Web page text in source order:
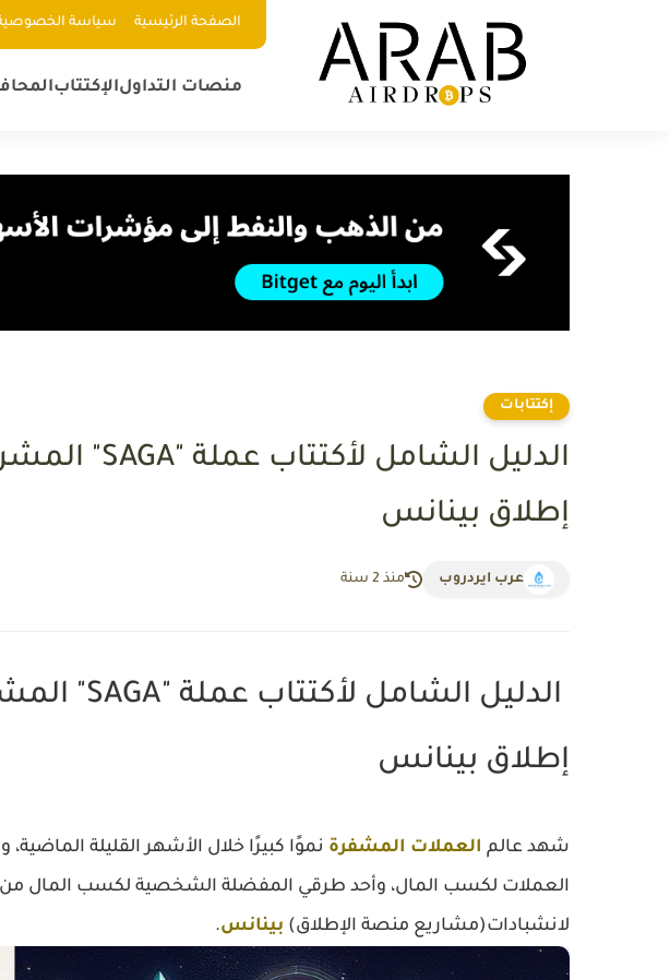
الصفحة الرئيسية سياسة
منصات التداولالإكتتاب
إكتتابات
إطلاق بينانس
عرب ايردروب منذ 2 سنة
إطلاق بينانس
شهد عالم العملات المشفرة نموًا كبيرًا خلال الأشهر القليلة
العملات لكسب المال، وأحد طرقي المفضلة الشخصية لكسب المال
لانشبادات(مشاريع منصة الإطلاق) بينانس.